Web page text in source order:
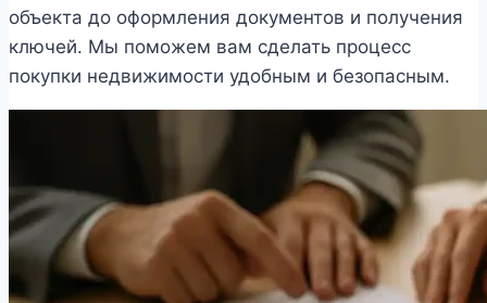
объекта до оформления документов и получения
ключей. Мы поможем вам сделать процесс
покупки недвижимости удобным и безопасным.